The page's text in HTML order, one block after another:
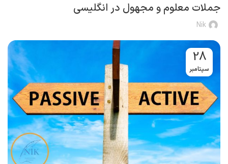
جملات معلوم و مجهول در انگلیسی
Nik
28
سپتامبر